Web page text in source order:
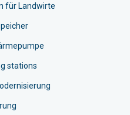
für Landwirte
stations​